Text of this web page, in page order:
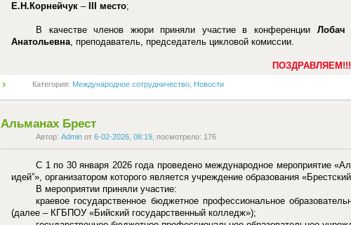
Е.Н.Корнейчук – место;
В качестве членов жюри приняли участие в конференции Лобач
Анатольевна, преподаватель, председатель цикловой комиссии.
ПОЗДРАВЛЯЕМ!!!
Категория: Международное сотрудничество Новости
Альманах Брест
Автор: Admin от 6-02-2026, 08:19 , посмотрело: 176
С 1 по 30 января 2026 года проведено международное мероприятие
идейˮ», организатором которого является учреждение образования
В мероприятии приняли участие:
краевое государственное бюджетное профессиональное
(далее – КГБПОУ «Бийский государственный колледж»);